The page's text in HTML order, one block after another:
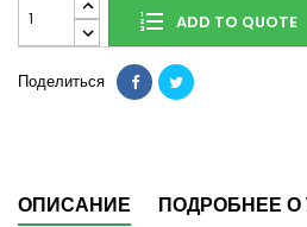
ADD TO QUOTE
Поделиться
ОПИСАНИЕ
ПОДРОБНЕЕ О